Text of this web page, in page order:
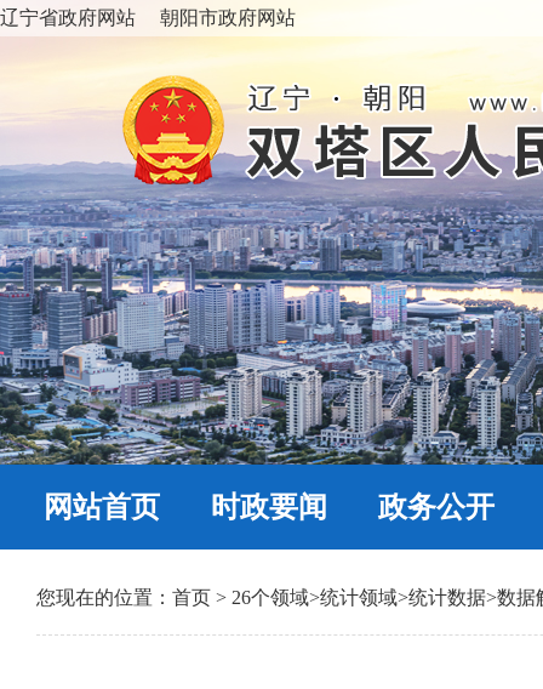
辽宁省政府网站 朝阳市政府网站
网站首页 时政要闻 政务公开
您现在的位置： 首页 > 26个领域>统计领域>统计数据>数据